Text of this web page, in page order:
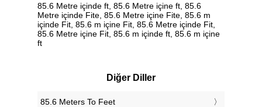
85.6 Metre içinde ft, 85.6 Metre içine ft, 85.6
Metre içinde Fite, 85.6 Metre içine Fite, 85.6 m
içinde Fit, 85.6 m içine Fit, 85.6 Metre içinde Fit,
85.6 Metre içine Fit, 85.6 m içinde ft, 85.6 m içine
ft
Diğer Diller
‎85.6 Meters To Feet